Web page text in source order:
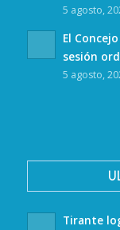
5 agosto,
El
sesión
5 agosto,
Tirante